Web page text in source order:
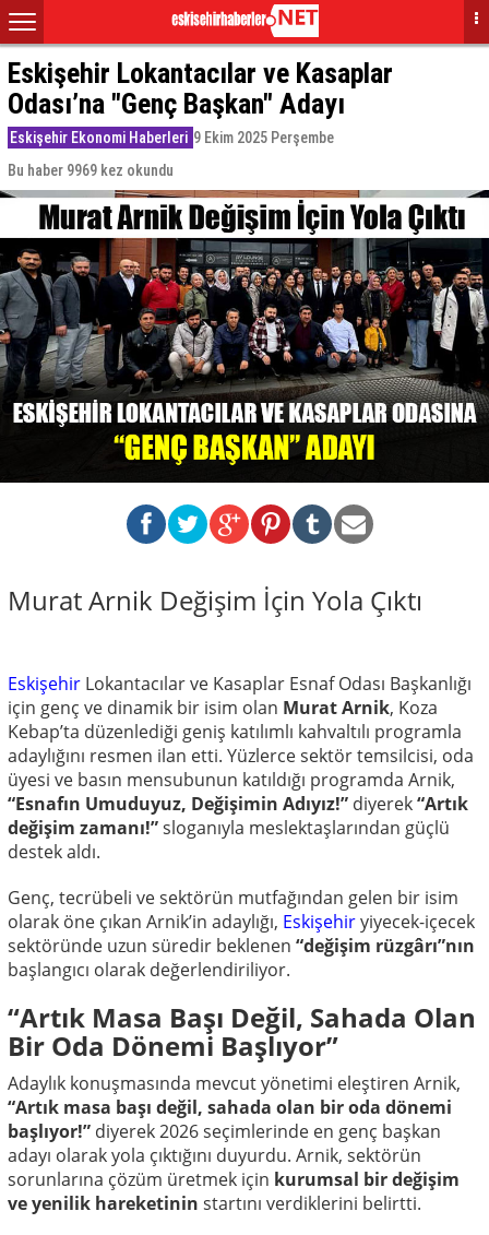
Eskişehir Lokantacılar ve Kasaplar
Odası’na "Genç Başkan" Adayı
Eskişehir Ekonomi Haberleri 9 Ekim 2025 Perşembe
Bu haber 9969 kez okundu
Murat Arnik Değişim İçin Yola Çıktı
Eskişehir Lokantacılar ve Kasaplar Esnaf Odası Başkanlığı
için genç ve dinamik bir isim olan Murat Arnik, Koza
Kebap’ta düzenlediği geniş katılımlı kahvaltılı programla
adaylığını resmen ilan etti. Yüzlerce sektör temsilcisi, oda
üyesi ve basın mensubunun katıldığı programda Arnik,
“Esnafın Umuduyuz, Değişimin Adıyız!” diyerek“Artık
değişim zamanı!”sloganıyla meslektaşlarından güçlü
destek aldı.
Genç, tecrübeli ve sektörün mutfağından gelen bir isim
olarak öne çıkan Arnik’in adaylığı, Eskişehiryiyecek-içecek
sektöründe uzun süredir beklenen “değişim rüzgârı”nın
başlangıcı olarak değerlendiriliyor.
“Artık Masa Başı Değil, Sahada Olan
Bir Oda Dönemi Başlıyor”
Adaylık konuşmasında mevcut yönetimi eleştiren Arnik,
“Artık masa başı değil, sahada olan bir oda dönemi
başlıyor!” diyerek 2026 seçimlerinde en genç başkan
adayı olarak yola çıktığını duyurdu. Arnik, sektörün
sorunlarına çözüm üretmek için kurumsal bir değişim
ve yenilik hareketinin startını verdiklerini belirtti.